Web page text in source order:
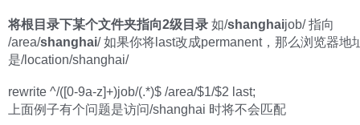
将根目录下某个文件夹指向2级目录 如/shanghaijob/ 指向
/area/shanghai/ 如果你将last改成permanent，那么浏览器地
是/location/shanghai/
rewrite ^/([0-9a-z]+)job/(.*)$ /area/$1/$2 last;
上面例子有个问题是访问/shanghai 时将不会匹配